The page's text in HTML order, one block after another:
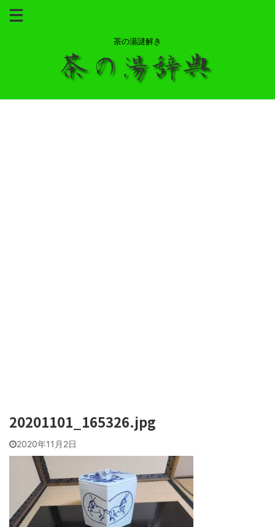
茶の湯謎解き
20201101_165326.jpg
2020年11月2日